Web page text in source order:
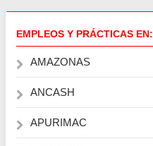
EMPLEOS Y PRÁCTICAS EN:
AMAZONAS
ANCASH
APURIMAC